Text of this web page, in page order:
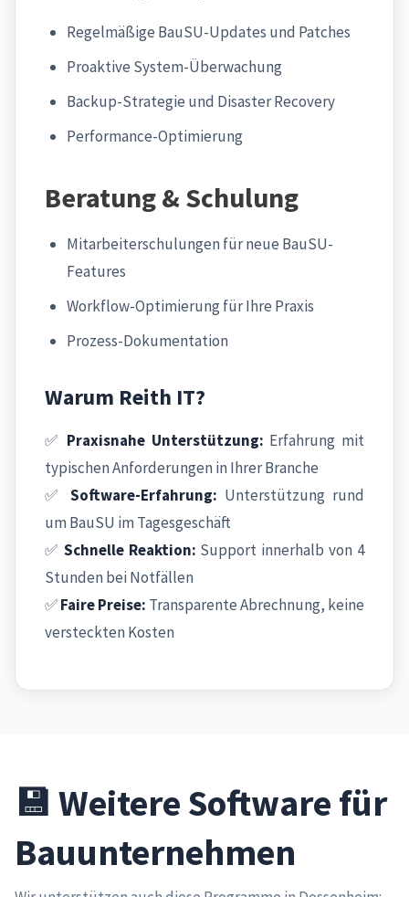
Regelmäßige BauSU-Updates und Patches
Proaktive System-Überwachung
Backup-Strategie und Disaster Recovery
Performance-Optimierung
Beratung & Schulung
Mitarbeiterschulungen für neue BauSU-
Features
Workflow-Optimierung für Ihre Praxis
Prozess-Dokumentation
Warum Reith IT?
✅ Praxisnahe Unterstützung: Erfahrung mit
typischen Anforderungen in Ihrer Branche
✅ Software-Erfahrung: Unterstützung rund
um BauSU im Tagesgeschäft
✅ Schnelle Reaktion: Support innerhalb von 4
Stunden bei Notfällen
✅Faire Preise: Transparente Abrechnung, keine
versteckten Kosten
💾 Weitere Software für
Bauunternehmen